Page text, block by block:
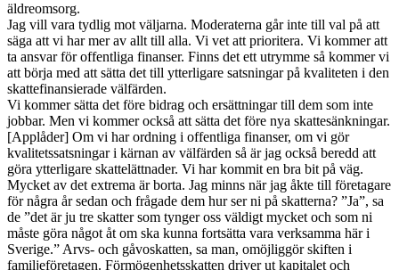
äldreomsorg.
Jag vill vara tydlig mot väljarna. Moderaterna går inte till val på att
säga att vi har mer av allt till alla. Vi vet att prioritera. Vi kommer att
ta ansvar för offentliga finanser. Finns det ett utrymme så kommer vi
att börja med att sätta det till ytterligare satsningar på kvaliteten i den
skattefinansierade välfärden.
Vi kommer sätta det före bidrag och ersättningar till dem som inte
jobbar. Men vi kommer också att sätta det före nya skattesänkningar.
[Applåder] Om vi har ordning i offentliga finanser, om vi gör
kvalitetssatsningar i kärnan av välfärden så är jag också beredd att
göra ytterligare skattelättnader. Vi har kommit en bra bit på väg.
Mycket av det extrema är borta. Jag minns när jag åkte till företagare
för några år sedan och frågade dem hur ser ni på skatterna? ”Ja”, sa
de ”det är ju tre skatter som tynger oss väldigt mycket och som ni
måste göra något åt om ska kunna fortsätta vara verksamma här i
Sverige.” Arvs- och gåvoskatten, sa man, omöjliggör skiften i
familjeföretagen. Förmögenhetsskatten driver ut kapitalet och